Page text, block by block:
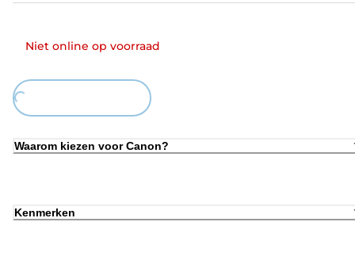
Niet online op voorraad
Waarom kiezen voor Canon?
Kenmerken